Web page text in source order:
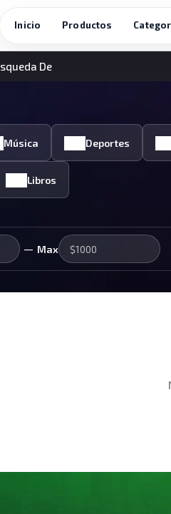
Inicio Productos
De
Música Deportes
Libros
— Max